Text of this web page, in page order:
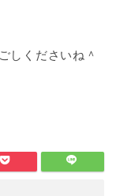
しくださいね＾